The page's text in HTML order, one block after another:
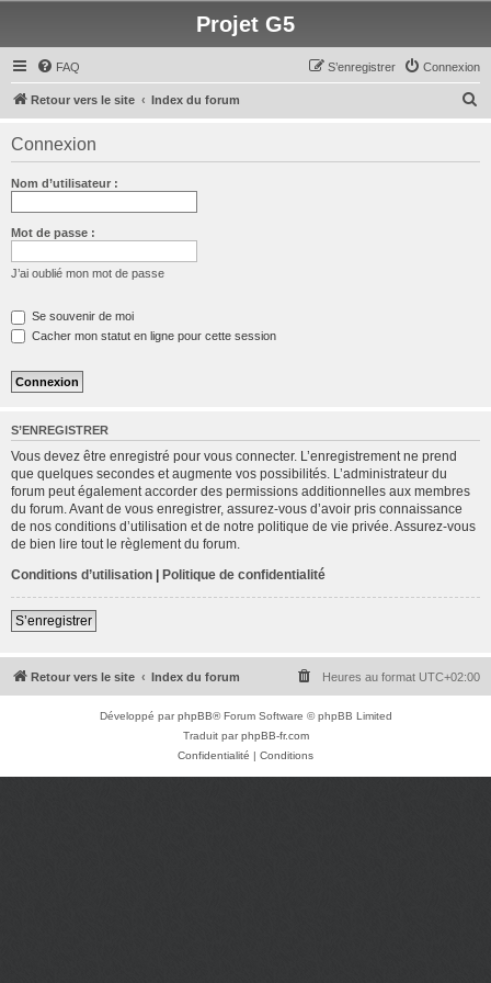
Projet G5
FAQ Connexion
S’enregistrer
Retour vers le site Index du forum
Connexion
Nom d’utilisateur :
Mot de passe :
J’ai oublié mon mot de passe
Se souvenir de moi
Cacher mon statut en ligne pour cette session
S’ENREGISTRER
Vous devez être enregistré pour vous connecter. L’enregistrement ne prend
que quelques secondes et augmente vos possibilités. L’administrateur du
forum peut également accorder des permissions additionnelles aux membres
du forum. Avant de vous enregistrer, assurez-vous d’avoir pris connaissance
de nos conditions d’utilisation et de notre politique de vie privée. Assurez-vous
de bien lire tout le règlement du forum.
Conditions d’utilisation | Politique de confidentialité
S’enregistrer
Retour vers le site Index du forum Heures au format UTC+02:00
Développé parphpBB® Forum Software © phpBB Limited
Traduit parphpBB-fr.com
Confidentialité | Conditions